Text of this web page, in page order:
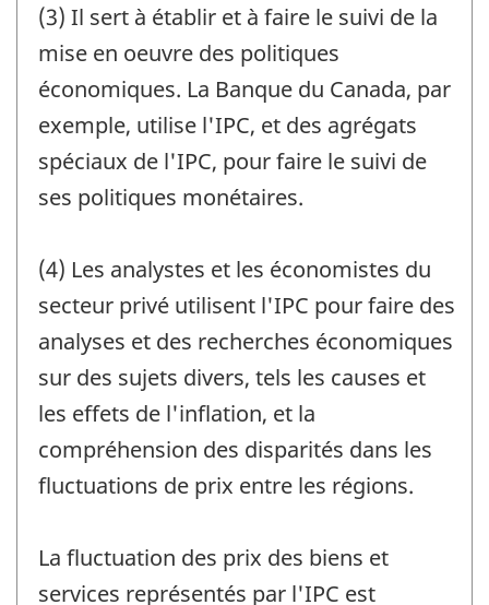
(3) Il sert à établir et à faire le suivi de la
mise en oeuvre des politiques
économiques. La Banque du Canada, par
exemple, utilise l'IPC, et des agrégats
spéciaux de l'IPC, pour faire le suivi de
ses politiques monétaires.
(4) Les analystes et les économistes du
secteur privé utilisent l'IPC pour faire des
analyses et des recherches économiques
sur des sujets divers, tels les causes et
les effets de l'inflation, et la
compréhension des disparités dans les
fluctuations de prix entre les régions.
La fluctuation des prix des biens et
services représentés par l'IPC est